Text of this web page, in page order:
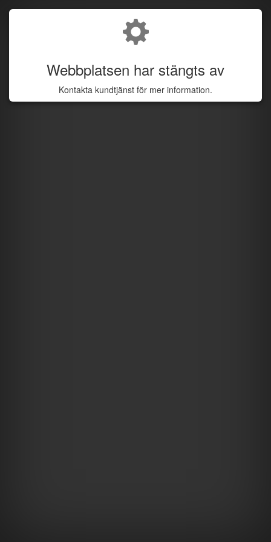
Webbplatsen har stängts av
Kontakta kundtjänst för mer information.